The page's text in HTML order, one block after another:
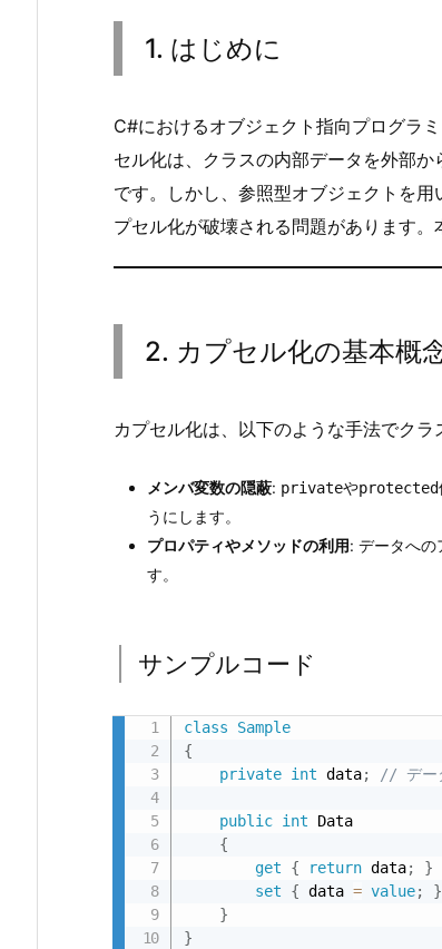
じ
カ
プ
セ
の
概
2.
1.
サ
ン
コ
ド
3.
3.
参
照
に
よ
1. はじめに
C#におけるオブジェクト指向プログラ
セル化は、クラスの内部データを外部
です。しかし、参照型オブジェクトを
プセル化が破壊される問題があります。
2. カプセル化の基本概
カプセル化は、以下のような手法でクラ
メンバ変数の隠蔽: privateやprotected
うにします。
プロパティやメソッドの利用: データへの
す。
サンプルコード
class
Sample
{
private int data; // デー
public int Data
{
get
{ return data;
}
set
{ data = value;
}
}
}